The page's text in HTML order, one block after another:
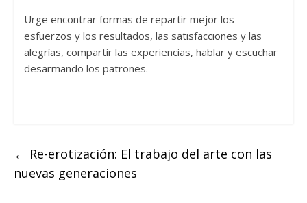
Urge encontrar formas de repartir mejor los
esfuerzos y los resultados, las satisfacciones y las
alegrías, compartir las experiencias, hablar y escuchar
desarmando los patrones.
← Re-erotización: El trabajo del arte con las
nuevas generaciones